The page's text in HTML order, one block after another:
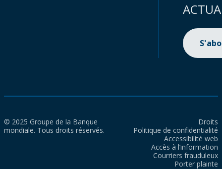
© 2025 Groupe de la Banque
mondiale. Tous droits réservés.
Droits
Politique de confidentialité
Accessibilité web
Accès à l’information
Courriers frauduleux
Porter plainte